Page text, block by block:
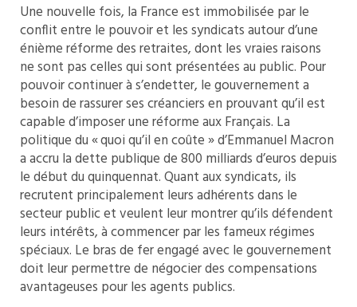
Une nouvelle fois, la France est immobilisée par le
conflit entre le pouvoir et les syndicats autour d’une
énième réforme des retraites, dont les vraies raisons
ne sont pas celles qui sont présentées au public. Pour
pouvoir continuer à s’endetter, le gouvernement a
besoin de rassurer ses créanciers en prouvant qu’il est
capable d’imposer une réforme aux Français. La
politique du « quoi qu’il en coûte » d’Emmanuel Macron
a accru la dette publique de 800 milliards d’euros depuis
le début du quinquennat. Quant aux syndicats, ils
recrutent principalement leurs adhérents dans le
secteur public et veulent leur montrer qu’ils défendent
leurs intérêts, à commencer par les fameux régimes
spéciaux. Le bras de fer engagé avec le gouvernement
doit leur permettre de négocier des compensations
avantageuses pour les agents publics.